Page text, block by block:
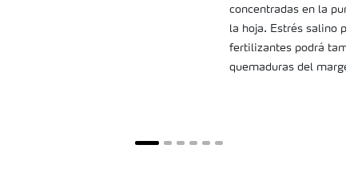
concentradas en la
la hoja. Estrés salino
fertilizantes podrá
quemaduras del